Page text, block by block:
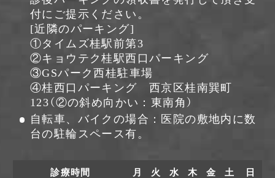
付にご提示ください。
[近隣のパーキング]
①タイムズ桂駅前第3
②キョウテク桂駅西口パーキング
③GSパーク西桂駐車場
④桂西口パーキング 西京区桂南巽町
123（②の斜め向かい：東南角）
自転車、バイクの場合：医院の敷地内に数
台の駐輪スペース有。
診療時間 月 火 水 木 金 土 日